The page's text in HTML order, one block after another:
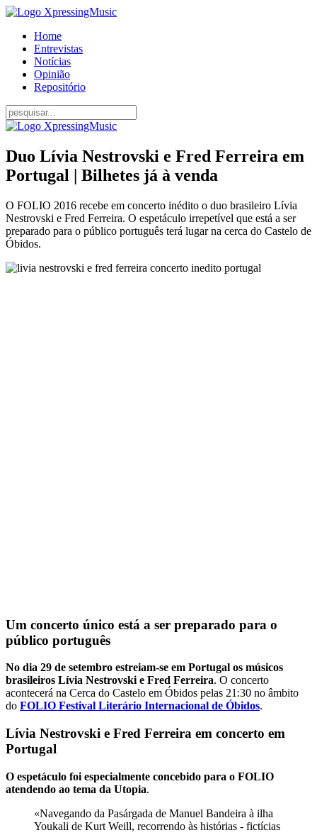
Home
Entrevistas
Notícias
Opinião
Repositório
Duo Lívia Nestrovski e Fred Ferreira em
Portugal | Bilhetes já à venda
O FOLIO 2016 recebe em concerto inédito o duo brasileiro Lívia
Nestrovski e Fred Ferreira. O espetáculo irrepetível que está a ser
preparado para o público português terá lugar na cerca do Castelo de
Óbidos.
Um concerto único está a ser preparado para o
público português
No dia 29 de setembro estreiam-se em Portugal os músicos
brasileiros Lívia Nestrovski e Fred Ferreira. O concerto
acontecerá na Cerca do Castelo em Óbidos pelas 21:30 no âmbito
do FOLIO Festival Literário Internacional de Óbidos.
Lívia Nestrovski e Fred Ferreira em concerto em
Portugal
O espetáculo foi especialmente concebido para o FOLIO
atendendo ao tema da Utopia.
«Navegando da Pasárgada de Manuel Bandeira à ilha
Youkali de Kurt Weill, recorrendo às histórias - fictícias